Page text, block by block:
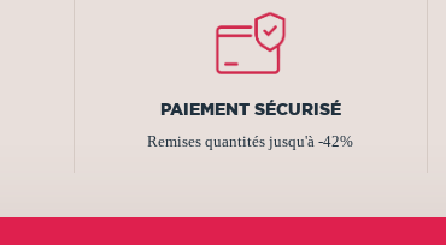
PAIEMENT SÉCURISÉ
Remises quantités jusqu'à -42%